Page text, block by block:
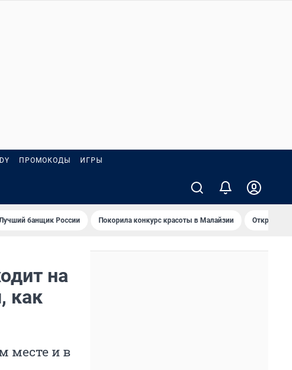
ПРОМОКОДЫ ИГРЫ
банщик России Покорила конкурс красоты в Малайзии Открыл
на
как
месте и в